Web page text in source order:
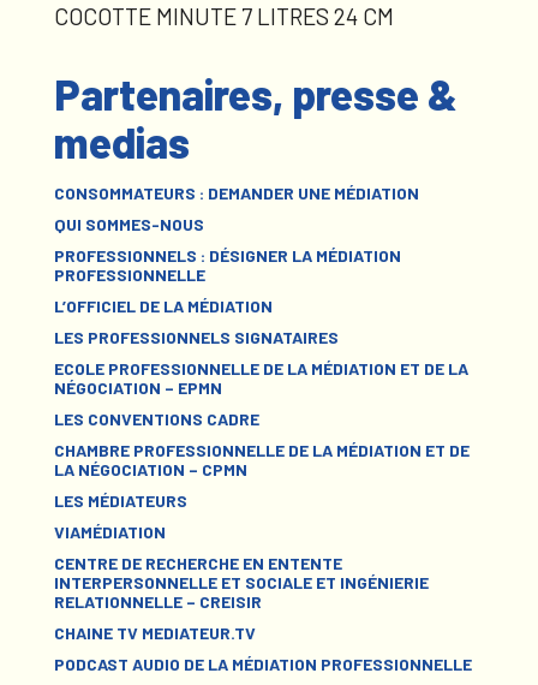
COCOTTE MINUTE 7 LITRES 24 CM
Partenaires, presse &
medias
CONSOMMATEURS : DEMANDER UNE MÉDIATION
QUI SOMMES-NOUS
PROFESSIONNELS : DÉSIGNER LA MÉDIATION
PROFESSIONNELLE
L’OFFICIEL DE LA MÉDIATION
LES PROFESSIONNELS SIGNATAIRES
ECOLE PROFESSIONNELLE DE LA MÉDIATION ET DE LA
NÉGOCIATION – EPMN
LES CONVENTIONS CADRE
CHAMBRE PROFESSIONNELLE DE LA MÉDIATION ET DE
LA NÉGOCIATION – CPMN
LES MÉDIATEURS
VIAMÉDIATION
CENTRE DE RECHERCHE EN ENTENTE
INTERPERSONNELLE ET SOCIALE ET INGÉNIERIE
RELATIONNELLE – CREISIR
CHAINE TV MEDIATEUR.TV
PODCAST AUDIO DE LA MÉDIATION PROFESSIONNELLE